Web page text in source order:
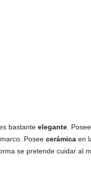
bastante elegante .
Posee cerámica en
se pretende cuidar al